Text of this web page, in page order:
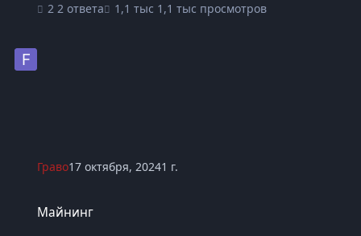
2 ответа
1,1 тыс просмотров
Граво17 октября, 20241 г.
Майнинг